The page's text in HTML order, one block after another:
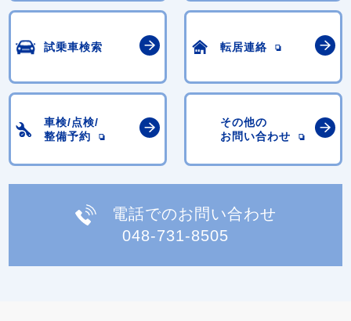
試乗車検索 転居連絡
車検/点検/
整備予約
その他の
お問い合わせ
電話でのお問い合わせ
048-731-8505